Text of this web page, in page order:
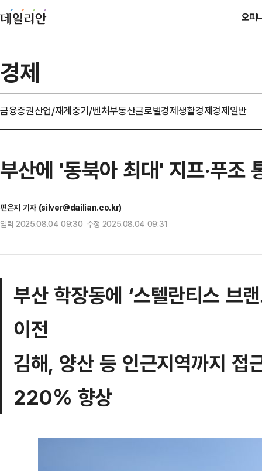
오피
경제
금융증권산업/재계중기/벤처부동산글로벌경제생활경제경제일반
부산에 '동북아 최대' 지프·푸조
편은지 기자 (silver@dailian.co.kr)
입력 2025.08.04 09:30 수정 2025.08.04 09:31
부산 학장동에 ‘스텔란티스 브
이전
김해, 양산 등 인근지역까지 접
220% 향상